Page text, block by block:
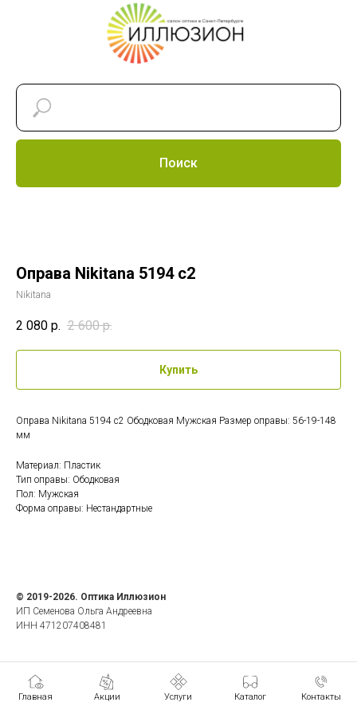
Поиск
Главная Акции Услуги Каталог Контакты
Оправа Nikitana 5194 c2
Nikitana
2 080 р. 2 600 р.
Купить
Оправа Nikitana 5194 c2 Ободковая Мужская Размер оправы: 56-19-148
мм
Материал: Пластик
Тип оправы: Ободковая
Пол: Мужская
Форма оправы: Нестандартные
© 2019-2026. Оптика Иллюзион
ИП Семенова Ольга Андреевна
ИНН 471207408481